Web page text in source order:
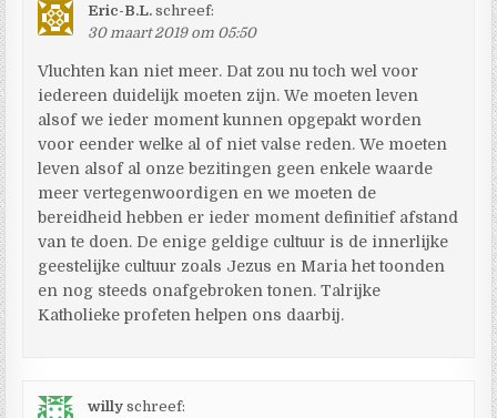
Eric-B.L. schreef:
30 maart 2019 om 05:50
Vluchten kan niet meer. Dat zou nu toch wel voor
iedereen duidelijk moeten zijn. We moeten leven
alsof we ieder moment kunnen opgepakt worden
voor eender welke al of niet valse reden. We moeten
leven alsof al onze bezitingen geen enkele waarde
meer vertegenwoordigen en we moeten de
bereidheid hebben er ieder moment definitief afstand
van te doen. De enige geldige cultuur is de innerlijke
geestelijke cultuur zoals Jezus en Maria het toonden
en nog steeds onafgebroken tonen. Talrijke
Katholieke profeten helpen ons daarbij.
willy schreef: